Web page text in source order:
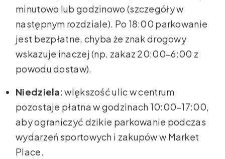
minutowo lub godzinowo (szczegóły w
następnym rozdziale). Po 18:00 parkowanie
jest bezpłatne, chyba że znak drogowy
wskazuje inaczej (np. zakaz 20:00–6:00 z
powodu dostaw).
Niedziela: większość ulic w centrum
pozostaje płatna w godzinach 10:00–17:00,
aby ograniczyć dzikie parkowanie podczas
wydarzeń sportowych i zakupów w Market
Place.